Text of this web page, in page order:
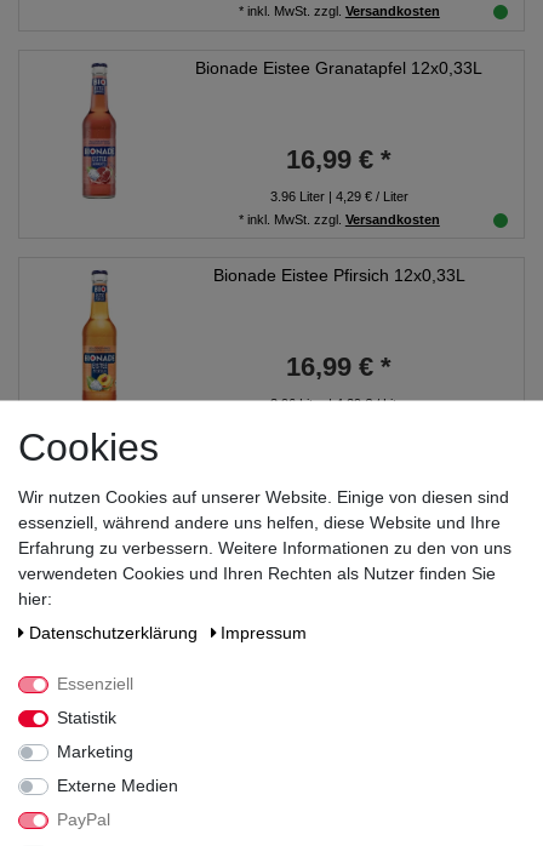
* inkl. MwSt. zzgl. Versandkosten
Bionade Eistee Granatapfel 12x0,33L
16,99 € *
3.96Liter| 4,29 € / Liter
* inkl. MwSt. zzgl. Versandkosten
Bionade Eistee Pfirsich 12x0,33L
16,99 € *
3.96Liter| 4,29 € / Liter
16,99 € *
*inkl. MwSt.
Cookies
Wir nutzen Cookies auf unserer Website. Einige von diesen sind
essenziell, während andere uns helfen, diese Website und Ihre
Erfahrung zu verbessern. Weitere Informationen zu den von uns
verwendeten Cookies und Ihren Rechten als Nutzer finden Sie
hier:
Daten­schutz­erklärung
Impressum
Essenziell
Statistik
Marketing
Externe Medien
PayPal